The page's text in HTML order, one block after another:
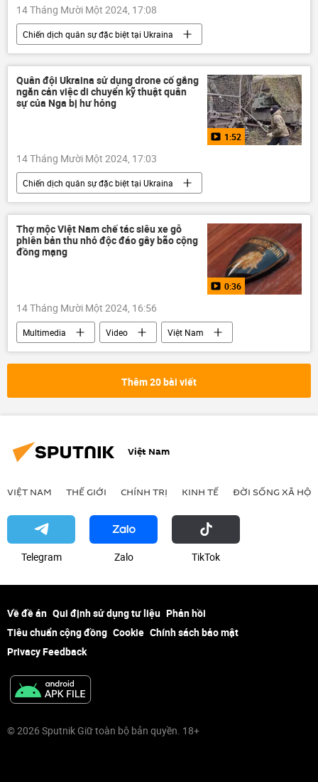
14 Tháng Mười Một 2024, 17:08
Chiến dịch quân sự đặc biệt tại Ukraina
Quân đội Nga
Cuộc khủng hoảng ở Ukraina
Ukraina
Thế giới
xung đột quân sự
Quân sự
Quân đội Ukraina sử dụng drone cố gắng
ngăn cản việc di chuyển kỹ thuật quân
sự của Nga bị hư hỏng
1:52
14 Tháng Mười Một 2024, 17:03
Chiến dịch quân sự đặc biệt tại Ukraina
Cuộc khủng hoảng ở Ukraina
Video từ Ukraina
Ukraina
Nga
DNR
LNR
Donbass
Thợ mộc Việt Nam chế tác siêu xe gỗ
phiên bản thu nhỏ độc đáo gây bão cộng
đồng mạng
0:36
14 Tháng Mười Một 2024, 16:56
Multimedia Video
Việt Nam
xe ô-tô
BMW
Thế giới
Thêm 20 bài viết
Việt Nam
VIỆT NAM THẾ GIỚI CHÍNH TRỊ KINH TẾ ĐỜI SỐNG XÃ HỘI
Telegram Zalo ТikТоk
Về đề án Qui định sử dụng tư liệu Phản hồi
Tiêu chuẩn cộng đồng Cookie Chính sách bảo mật
Privacy Feedback
© 2026 Sputnik Giữ toàn bộ bản quyền. 18+